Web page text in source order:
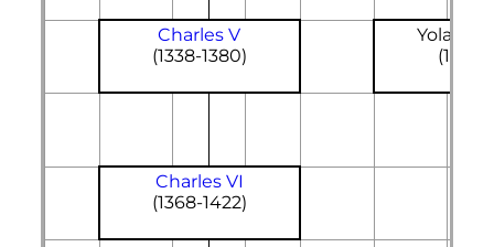
CharlesV
(1338-1380)
Yolande
(1365-
Charles VI
(1368-1422)